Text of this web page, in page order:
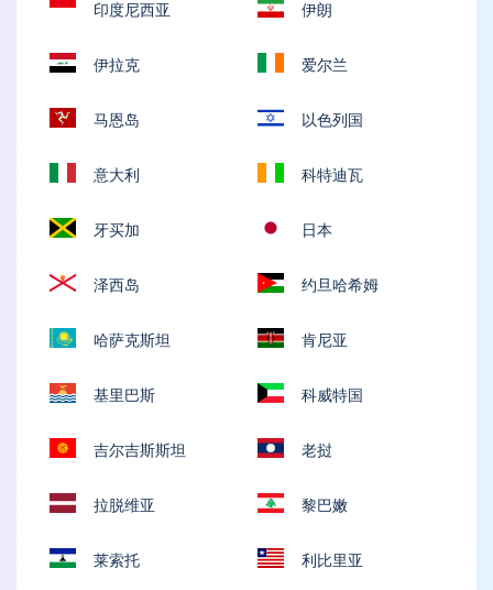
印度尼西亚 伊朗
伊拉克 爱尔兰
马恩岛 以色列国
意大利 科特迪瓦
牙买加 日本
泽西岛 约旦哈希姆
哈萨克斯坦 肯尼亚
基里巴斯 科威特国
吉尔吉斯斯坦 老挝
拉脱维亚 黎巴嫩
莱索托 利比里亚